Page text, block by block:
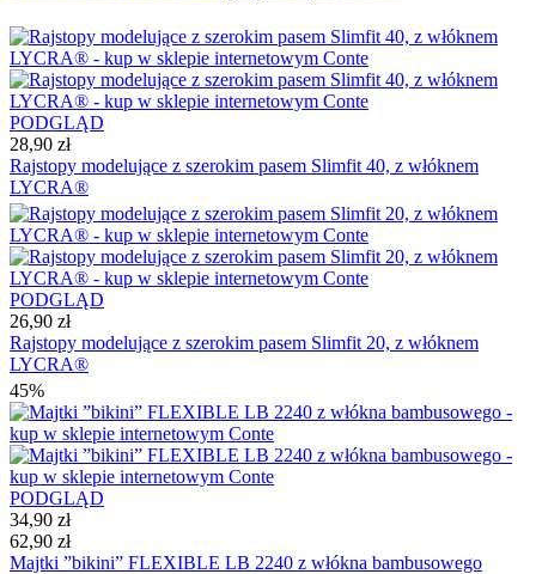
PODGLĄD
28,90 zł
Rajstopy modelujące z szerokim pasem Slimfit 40, z włóknem
LYCRA®
PODGLĄD
26,90 zł
Rajstopy modelujące z szerokim pasem Slimfit 20, z włóknem
LYCRA®
45%
PODGLĄD
34,90 zł
62,90 zł
Majtki ”bikini” FLEXIBLE LB 2240 z włókna bambusowego